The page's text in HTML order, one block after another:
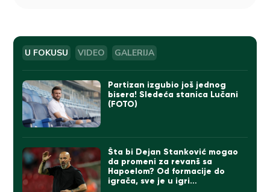
U FOKUSU VIDEO GALERIJA
Partizan izgubio još jednog
bisera! Sledeća stanica Lučani
(FOTO)
Šta bi Dejan Stanković mogao
da promeni za revanš sa
Hapoelom? Od formacije do
igrača, sve je u igri…